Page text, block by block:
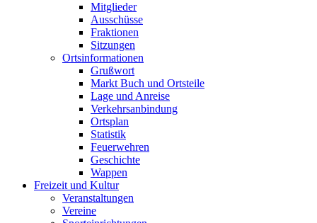
Mitglieder
Ausschüsse
Fraktionen
Sitzungen
Ortsinformationen
Grußwort
Markt Buch und Ortsteile
Lage und Anreise
Verkehrsanbindung
Ortsplan
Statistik
Feuerwehren
Geschichte
Wappen
Freizeit und Kultur
Veranstaltungen
Vereine